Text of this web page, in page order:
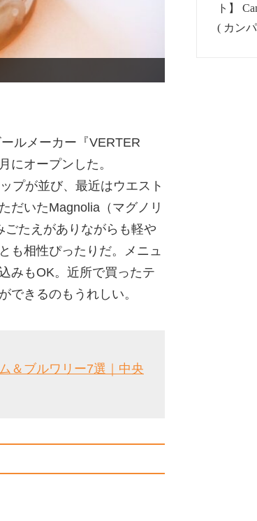
ルメーカー『VERTER
にオープンした。
プが並び、最近はウエスト
だいたMagnolia（マグノリ
たえがありながらも軽や
も相性ぴったりだ。メニュ
みもOK。近所で買ったテ
できるのもうれしい。
＆ブルワリー7選｜中央